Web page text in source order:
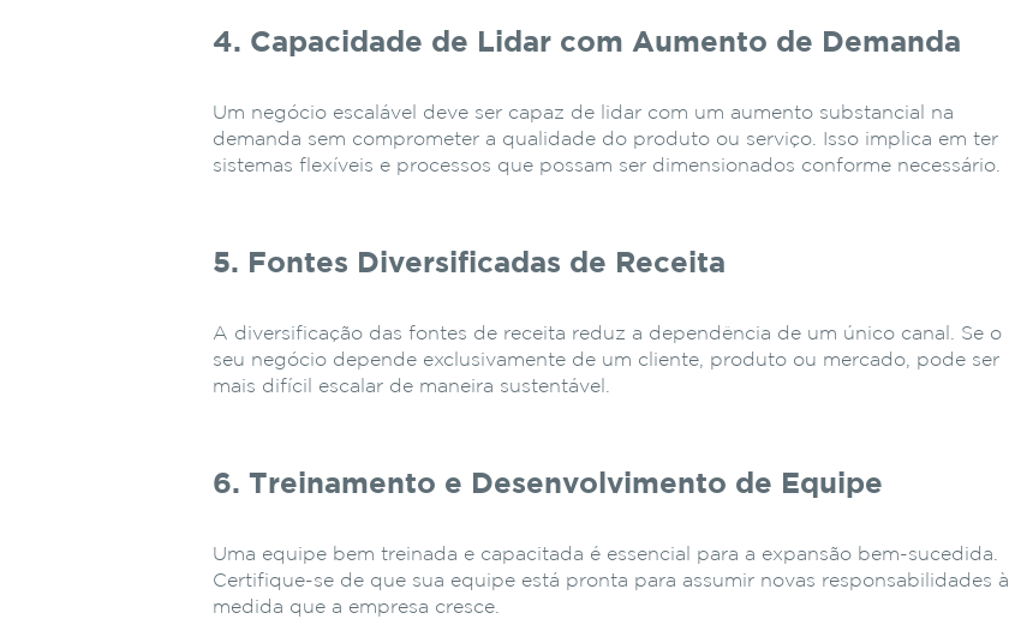
4. Capacidade de Lidar com Aumento de Demanda
Um negócio escalável deve ser capaz de lidar com um aumento substancial na
demanda sem comprometer a qualidade do produto ou serviço. Isso implica em ter
sistemas flexíveis e processos que possam ser dimensionados conforme necessário.
5. Fontes Diversificadas de Receita
A diversificação das fontes de receita reduz a dependência de um único canal. Se o
seu negócio depende exclusivamente de um cliente, produto ou mercado, pode ser
mais difícil escalar de maneira sustentável.
6. Treinamento e Desenvolvimento de Equipe
Uma equipe bem treinada e capacitada é essencial para a expansão bem-sucedida.
Certifique-se de que sua equipe está pronta para assumir novas responsabilidades à
medida que a empresa cresce.